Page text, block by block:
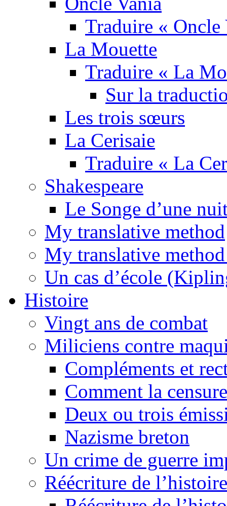
Traduire « Oncle
La Mouette
Traduire « La
Sur la
Les trois sœurs
La Cerisaie
Traduire « La
Shakespeare
Le Songe d’une
My translative method
My translative
Un cas d’école
Histoire
Vingt ans de combat
Miliciens contre
Compléments et
Comment la
Deux ou trois
Nazisme breton
Un crime de guerre
Réécriture de